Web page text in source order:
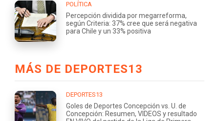
POLÍTICA
Percepción dividida por megarreforma,
según Criteria: 37% cree que será negativa
para Chile y un 33% positiva
MÁS DE DEPORTES13
DEPORTES13
Goles de Deportes Concepción vs. U. de
Concepción: Resumen, VIDEOS y resultado